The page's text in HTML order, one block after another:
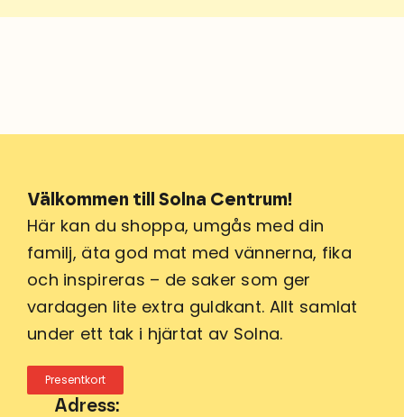
Välkommen till Solna Centrum!
Här kan du shoppa, umgås med din
familj, äta god mat med vännerna, fika
och inspireras – de saker som ger
vardagen lite extra guldkant. Allt samlat
under ett tak i hjärtat av Solna.
Presentkort
Adress: